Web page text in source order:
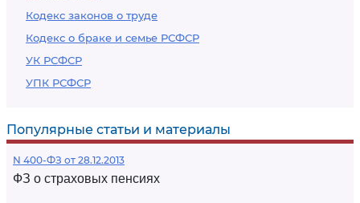
Кодекс законов о труде
Кодекс о браке и семье РСФСР
УК РСФСР
УПК РСФСР
Популярные статьи и материалы
N 400-ФЗ от 28.12.2013
ФЗ о страховых пенсиях